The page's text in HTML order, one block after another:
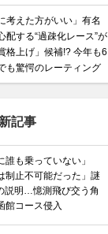
考えた方がいい」有名
配する“過疎化レース”が
格上げ」候補!? 今年も6
も驚愕のレーティング
記事
誰も乗っていない」
制止不可能だった」謎
説明…憶測飛び交う角
館コース侵入